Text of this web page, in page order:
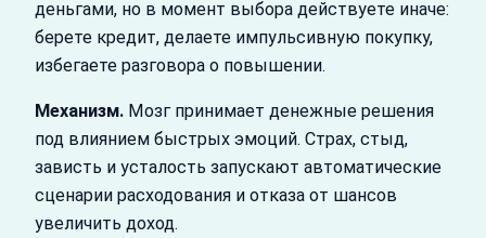
деньгами, но в момент выбора действуете иначе:
берете кредит, делаете импульсивную покупку,
избегаете разговора о повышении.
Механизм. Мозг принимает денежные решения
под влиянием быстрых эмоций. Страх, стыд,
зависть и усталость запускают автоматические
сценарии расходования и отказа от шансов
увеличить доход.